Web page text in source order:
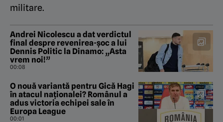
militare.
Andrei Nicolescu a dat verdictul
final despre revenirea-șoc a lui
Dennis Politic la Dinamo: „Asta
vrem noi!”
00:08
O nouă variantă pentru Gică Hagi
în atacul naționalei? Românul a
adus victoria echipei sale în
Europa League
00:01